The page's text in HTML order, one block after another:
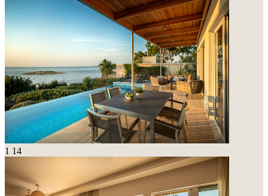
1 14